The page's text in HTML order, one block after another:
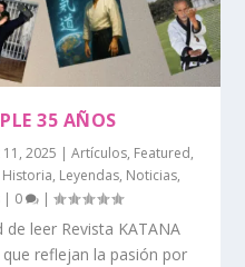
35 AÑOS
11, 2025 |Artículos, Featured,
Historia, Leyendas, Noticias,
| 0 |
leer Revista KATANA
reflejan la pasión por